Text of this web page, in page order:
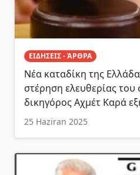
ΕΙΔΗΣΕΙΣ - ΆΡΘΡΑ
Νέα καταδίκη της
στέρηση ελευθερίας του
δικηγόρος Αχμέτ Καρά
25 Haziran 2025